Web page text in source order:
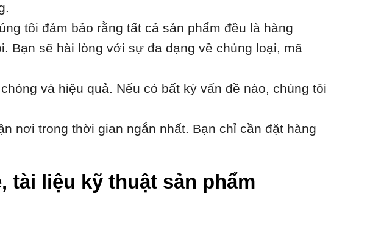
tôi đảm bảo rằng tất cả sản phẩm đều là hàng
Bạn sẽ hài lòng với sự đa dạng về chủng loại, mã
và hiệu quả. Nếu có bất kỳ vấn đề nào, chúng tôi
nơi trong thời gian ngắn nhất. Bạn chỉ cần đặt hàng
tài liệu kỹ thuật sản phẩm